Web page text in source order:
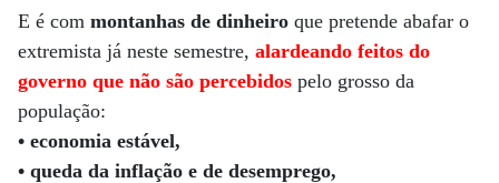
E é com montanhas de dinheiro que pretende abafar o
extremista já neste semestre, alardeando feitos do
governo que não são percebidos pelo grosso da
população:
• economia estável,
• queda da inflação e de desemprego,